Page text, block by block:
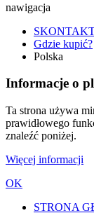
nawigacja
Gdzie kupić?
Polska
Informacje o
Ta strona używa
prawidłowego
znaleźć poniżej.
Więcej informacji
OK
STRONA